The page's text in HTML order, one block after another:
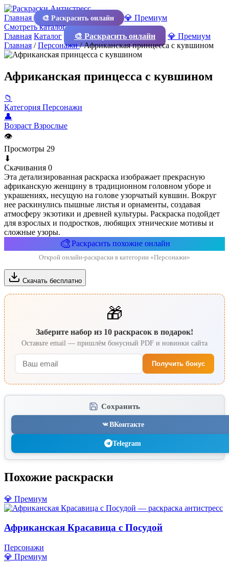
Главная 🎨 Раскрасить онлайн
💎 Премиум
Смотреть каталог
Главная Каталог 🎨 Раскрасить онлайн
💎 Премиум
Главная /Персонажи/Африканская принцесса с кувшином
Африканская принцесса с кувшином
📁
Категория Персонажи
👤
Возраст Взрослые
👁
Просмотры 29
⬇
Скачивания 0
Эта детализированная раскраска изображает прекрасную
африканскую женщину в традиционном головном уборе и
украшениях, несущую на голове узорчатый кувшин. Вокруг
нее раскинулись пышные листья и орнаменты, создавая
атмосферу экзотики и древней культуры. Раскраска подойдет
для взрослых и подростков, любящих этнические мотивы и
сложные узоры.
🎨Раскрасить похожие онлайн
Открой онлайн-раскраски в категории «Персонажи»
Скачать бесплатно
🎁
Заберите набор из 10 раскрасок в подарок!
Оставьте email — пришлём бонусный PDF и новинки сайта
Получить бонус
Сохранить
ВКонтакте
Telegram
Похожие раскраски
💎 Премиум
Африканская Красавица с Посудой
Персонажи
💎 Премиум